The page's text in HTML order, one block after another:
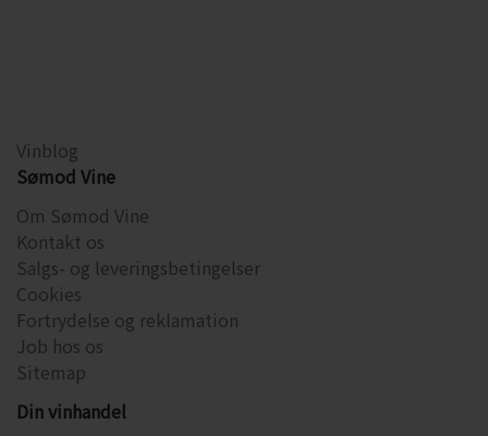
Vinblog
Sømod Vine
Om Sømod Vine
Kontakt os
Salgs- og leveringsbetingelser
Cookies
Fortrydelse og reklamation
Job hos os
Sitemap
Din vinhandel